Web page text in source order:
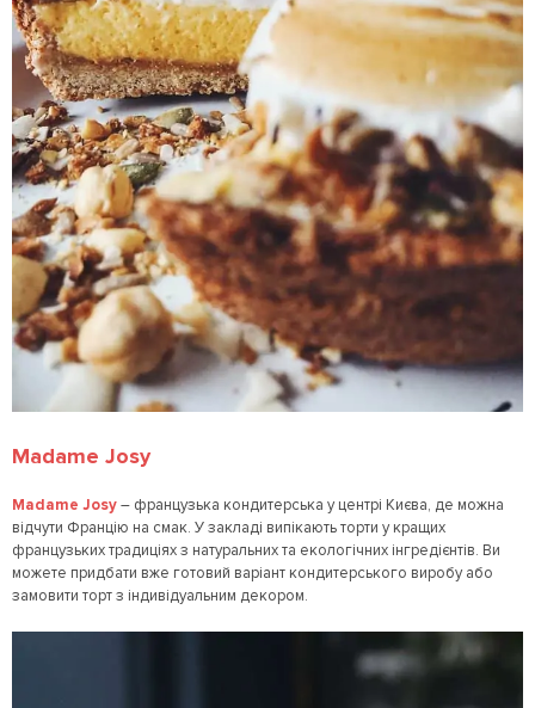
Madame Josy
Madame Josy– французька кондитерська у центрі Києва, де можна
відчути Францію на смак. У закладі випікають торти у кращих
французьких традиціях з натуральних та екологічних інгредієнтів. Ви
можете придбати вже готовий варіант кондитерського виробу або
замовити торт з індивідуальним декором.